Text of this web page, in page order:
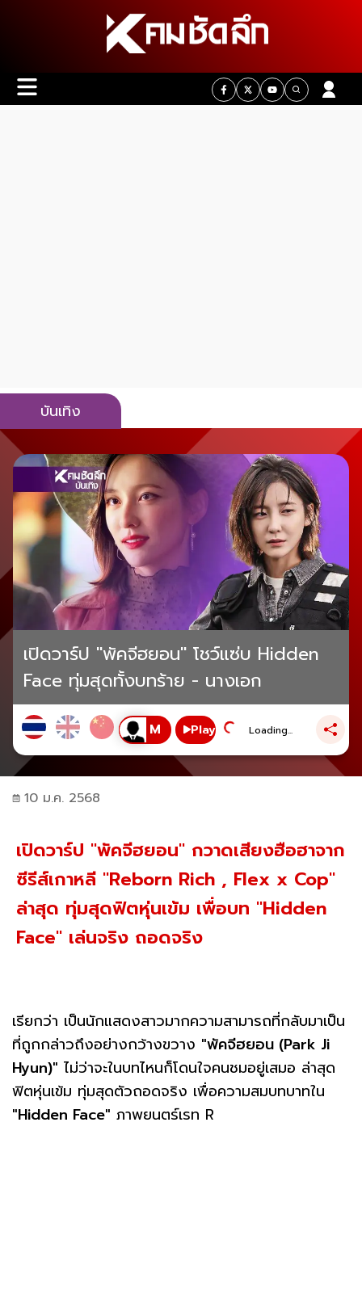
บันเทิง
เปิดวาร์ป "พัคจีฮยอน" โชว์แซ่บ Hidden
Face ทุ่มสุดทั้งบทร้าย - นางเอก
Play Loading...
10 ม.ค. 2568
เปิดวาร์ป "พัคจีฮยอน" กวาดเสียงฮือฮาจาก
ซีรีส์เกาหลี "Reborn Rich , Flex x Cop"
ล่าสุด ทุ่มสุดฟิตหุ่นเข้ม เพื่อบท "Hidden
Face" เล่นจริง ถอดจริง
เรียกว่า เป็นนักแสดงสาวมากความสามารถที่กลับมาเป็น
ที่ถูกกล่าวถึงอย่างกว้างขวาง "พัคจีฮยอน (Park Ji
Hyun)" ไม่ว่าจะในบทไหนก็โดนใจคนชมอยู่เสมอ ล่าสุด
ฟิตหุ่นเข้ม ทุ่มสุดตัวถอดจริง เพื่อความสมบทบาทใน
"Hidden Face" ภาพยนตร์เรท R